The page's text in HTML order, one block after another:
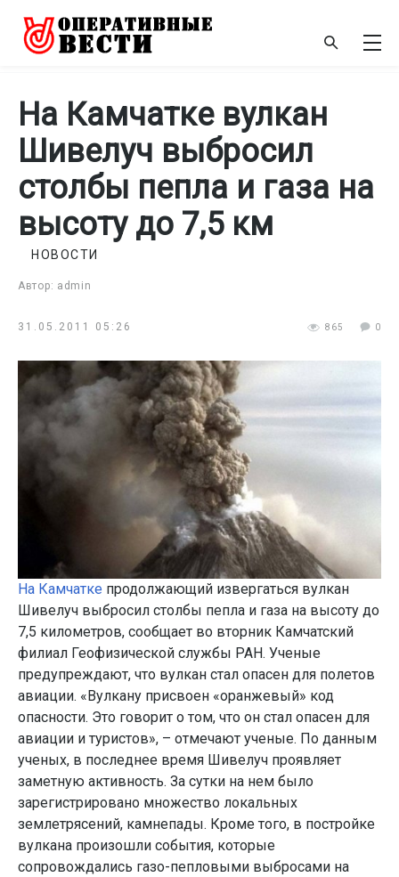
На Камчатке вулкан
Шивелуч выбросил
столбы пепла и газа на
высоту до 7,5 км
Автор: admin
НОВОСТИ
31.05.2011 05:26 865 0
На Камчатке продолжающий извергаться вулкан
Шивелуч выбросил столбы пепла и газа на высоту до
7,5 километров, сообщает во вторник Камчатский
филиал Геофизической службы РАН. Ученые
предупреждают, что вулкан стал опасен для полетов
авиации. «Вулкану присвоен «оранжевый» код
опасности. Это говорит о том, что он стал опасен для
авиации и туристов», – отмечают ученые. По данным
ученых, в последнее время Шивелуч проявляет
заметную активность. За сутки на нем было
зарегистрировано множество локальных
землетрясений, камнепады. Кроме того, в постройке
вулкана произошли события, которые
сопровождались газо-пепловыми выбросами на